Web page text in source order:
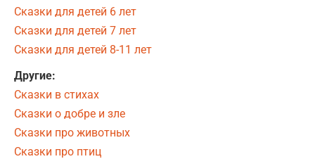
Сказки для детей 6 лет
Сказки для детей 7 лет
Сказки для детей 8-11 лет
Другие:
Сказки в стихах
Сказки о добре и зле
Сказки про животных
Сказки про птиц